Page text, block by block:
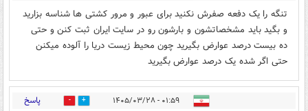
تنگه را یک دفعه صفرش نکنید برای عبور و مرور کشتی ها شناسه بزارید
و بگید باید مشخصاتشون و بارشون رو در سایت ایران ثبت کنن و حتی
ده بیست درصد عوارض بگیرید چون محیط زیست دریا را آلوده میکنن
حتی اگر شده یک درصد عوارض بگیرید
۰۱:۵۹ - ۱۴۰۵/۰۳/۲۸ 0 پاسخ